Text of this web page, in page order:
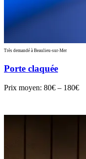
Très demandé à Beaulieu-sur-Mer
Porte claquée
Prix moyen: 80€ – 180€